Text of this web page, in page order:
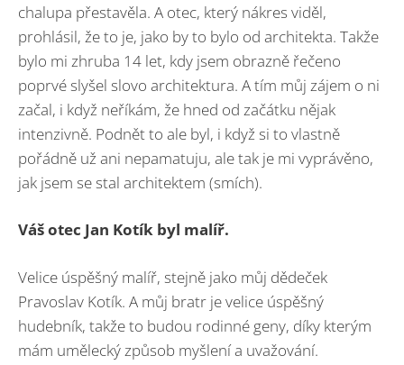
chalupa přestavěla. A otec, který nákres viděl,
prohlásil, že to je, jako by to bylo od architekta. Takže
bylo mi zhruba 14 let, kdy jsem obrazně řečeno
poprvé slyšel slovo architektura. A tím můj zájem o ni
začal, i když neříkám, že hned od začátku nějak
intenzivně. Podnět to ale byl, i když si to vlastně
pořádně už ani nepamatuju, ale tak je mi vyprávěno,
jak jsem se stal architektem (smích).
Váš otec Jan Kotík byl malíř.
Velice úspěšný malíř, stejně jako můj dědeček
Pravoslav Kotík. A můj bratr je velice úspěšný
hudebník, takže to budou rodinné geny, díky kterým
mám umělecký způsob myšlení a uvažování.